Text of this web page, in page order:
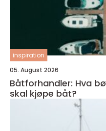
inspiration
05. August 2026
Båtforhandler: Hva
skal kjøpe båt?